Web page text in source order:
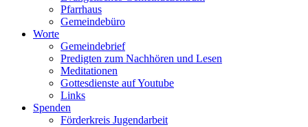
Pfarrhaus
Gemeindebüro
Worte
Gemeindebrief
Predigten zum Nachhören und Lesen
Meditationen
Gottesdienste auf Youtube
Links
Spenden
Förderkreis Jugendarbeit